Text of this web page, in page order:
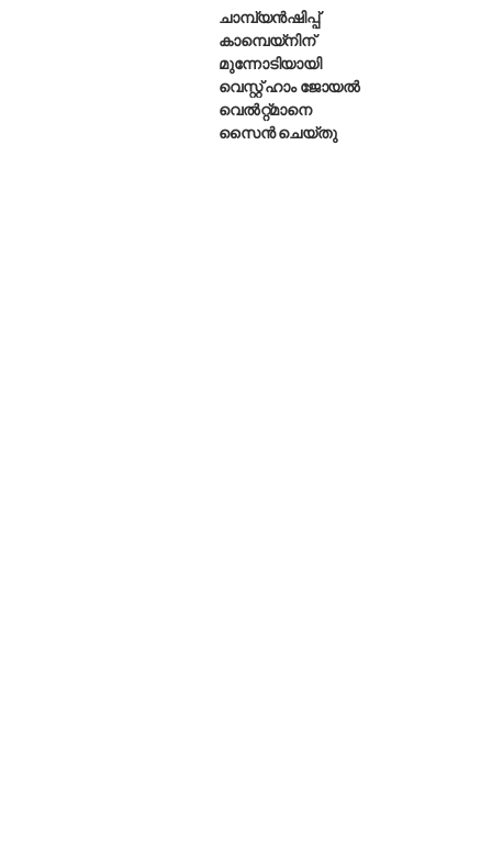
ചാമ്പ്യൻഷിപ്പ്
കാമ്പെയ്‌നിന്
മുന്നോടിയായി
വെസ്റ്റ് ഹാം ജോയൽ
വെൽറ്റ്മാനെ
സൈൻ ചെയ്തു